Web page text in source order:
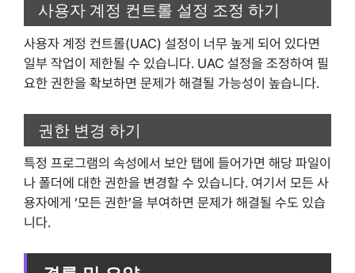
사용자 계정 컨트롤 설정 조정 하기
사용자 계정 컨트롤(UAC) 설정이 너무 높게 되어 있다면
일부 작업이 제한될 수 있습니다. UAC 설정을 조정하여 필
요한 권한을 확보하면 문제가 해결될 가능성이 높습니다.
권한 변경 하기
특정 프로그램의 속성에서 보안 탭에 들어가면 해당 파일이
나 폴더에 대한 권한을 변경할 수 있습니다. 여기서 모든 사
용자에게 ‘모든 권한’을 부여하면 문제가 해결될 수도 있습
니다.